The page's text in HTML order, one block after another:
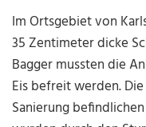
Im Ortsgebiet von
35 Zentimeter dicke
Bagger mussten die
Eis befreit werden.
Sanierung